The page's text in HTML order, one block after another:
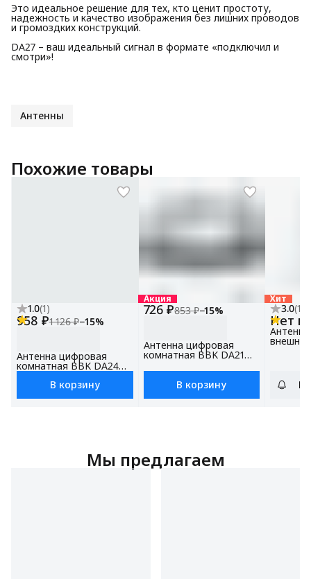
Это идеальное решение для тех, кто ценит простоту,
надежность и качество изображения без лишних проводов
и громоздких конструкций.
DA27 – ваш идеальный сигнал в формате «подключил и
смотри»!
Антенны
Похожие товары
1.0(1)
958 ₽1 126 ₽−15%
Антенна цифровая
комнатная BBK DA24
В корзину
Акция
726 ₽853 ₽−15%
Антенна цифровая
комнатная BBK DA21
DVB-T2
В корзину
Хит
3.0(1
Нет в
Мы предлагаем